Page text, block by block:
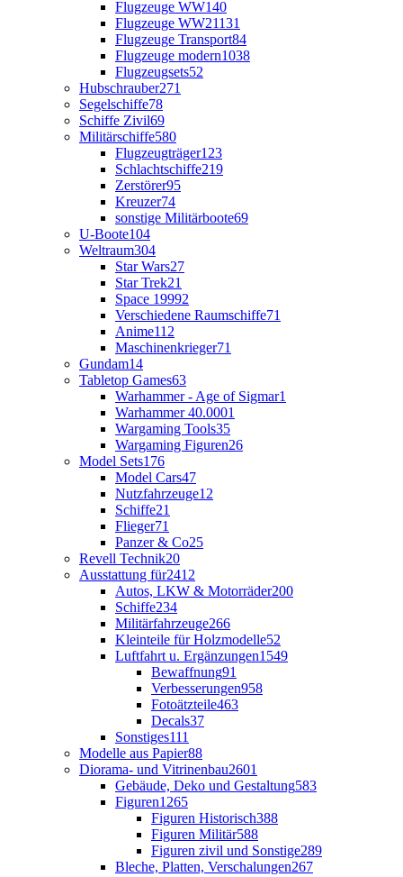
Flugzeuge WW140
Flugzeuge WW21131
Flugzeuge Transport84
Flugzeuge modern1038
Flugzeugsets52
Hubschrauber271
Segelschiffe78
Schiffe Zivil69
Militärschiffe580
Flugzeugträger123
Schlachtschiffe219
Zerstörer95
Kreuzer74
sonstige Militärboote69
U-Boote104
Weltraum304
Star Wars27
Star Trek21
Space 19992
Verschiedene Raumschiffe71
Anime112
Maschinenkrieger71
Gundam14
Tabletop Games63
Warhammer - Age of Sigmar1
Warhammer 40.0001
Wargaming Tools35
Wargaming Figuren26
Model Sets176
Model Cars47
Nutzfahrzeuge12
Schiffe21
Flieger71
Panzer & Co25
Revell Technik20
Ausstattung für2412
Autos, LKW & Motorräder200
Schiffe234
Militärfahrzeuge266
Kleinteile für Holzmodelle52
Luftfahrt u. Ergänzungen1549
Bewaffnung91
Verbesserungen958
Fotoätzteile463
Decals37
Sonstiges111
Modelle aus Papier88
Diorama- und Vitrinenbau2601
Gebäude, Deko und Gestaltung583
Figuren1265
Figuren Historisch388
Figuren Militär588
Figuren zivil und Sonstige289
Bleche, Platten, Verschalungen267